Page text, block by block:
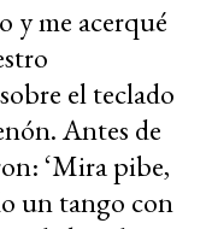
y me acerqué
el teclado
Antes de
‘Mira pibe,
un tango con